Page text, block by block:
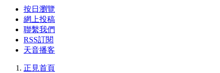
按日瀏覽
網上投稿
聯繫我們
RSS訂閱
天音播客
正見首頁